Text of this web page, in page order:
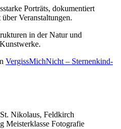
Porträts, dokumentiert
Veranstaltungen.
in der Natur und
VergissMichNicht – Sternenkind-
Nikolaus, Feldkirch
Meisterklasse Fotografie